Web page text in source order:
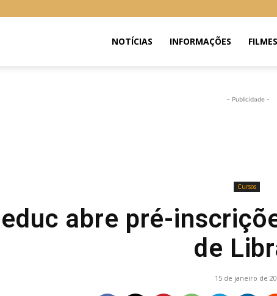
NOTÍCIAS INFORMAÇÕES FILMES
- Publicidade -
Cursos
abre pré-
de
15 de janeiro de